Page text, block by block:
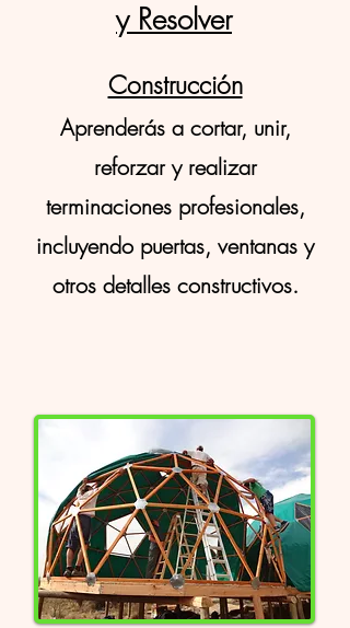
y Resolver
Construcción
Aprenderás a cortar, unir,
reforzar y realizar
terminaciones profesionales,
incluyendo puertas, ventanasy
otros detalles constructivos.